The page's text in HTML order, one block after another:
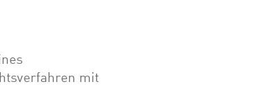
mit